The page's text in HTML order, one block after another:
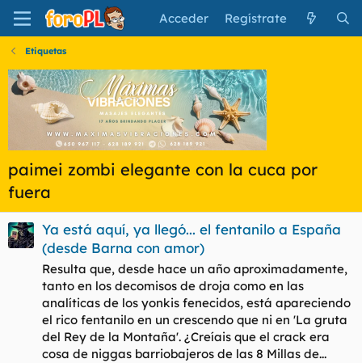
Acceder Regístrate
Etiquetas
paimei zombi elegante con la cuca por
fuera
Ya está aquí, ya llegó... el fentanilo a España
(desde Barna con amor)
Resulta que, desde hace un año aproximadamente,
tanto en los decomisos de droja como en las
analíticas de los yonkis fenecidos, está apareciendo
el rico fentanilo en un crescendo que ni en 'La gruta
del Rey de la Montaña'. ¿Creíais que el crack era
cosa de niggas barriobajeros de las 8 Millas de...